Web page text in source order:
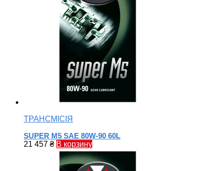
ТРАНСМІСІЯ
SUPER M5 SAE 80W-90 60L
21 457 ₴ В корзину